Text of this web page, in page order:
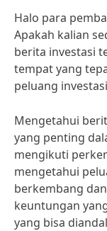
Halo para
Apakah kalian
berita investasi
tempat yang
peluang
Mengetahui
yang penting
mengikuti
mengetahui
berkembang
keuntungan
yang bisa